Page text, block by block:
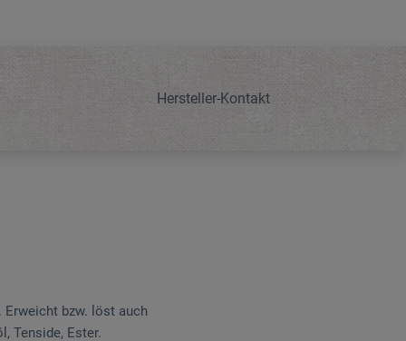
Hersteller-Kontakt
bzw. löst auch
Tenside, Ester.